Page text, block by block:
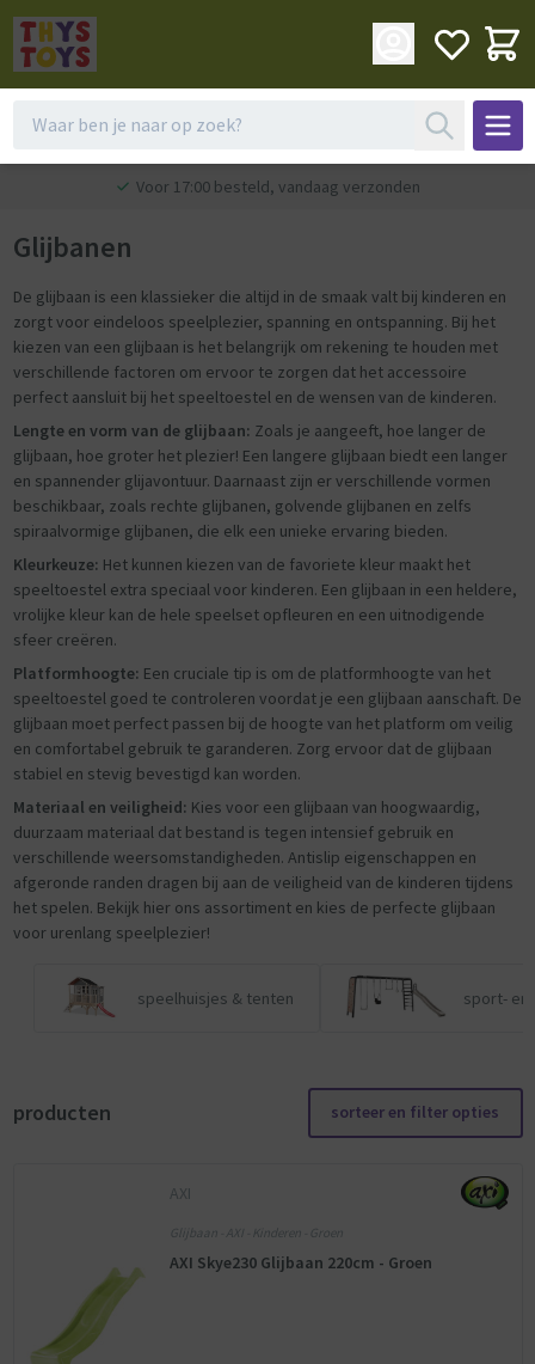
Voor 17:00 besteld, vandaag verzonden
Glijbanen
De glijbaan is een klassieker die altijd in de smaak valt bij kinderen en
zorgt voor eindeloos speelplezier, spanning en ontspanning. Bij het
kiezen van een glijbaan is het belangrijk om rekening te houden met
verschillende factoren om ervoor te zorgen dat het accessoire
perfect aansluit bij het speeltoestel en de wensen van de kinderen.
Lengte en vorm van de glijbaan: Zoals je aangeeft, hoe langer de
glijbaan, hoe groter het plezier! Een langere glijbaan biedt een langer
en spannender glijavontuur. Daarnaast zijn er verschillende vormen
beschikbaar, zoals rechte glijbanen, golvende glijbanen en zelfs
spiraalvormige glijbanen, die elk een unieke ervaring bieden.
Kleurkeuze: Het kunnen kiezen van de favoriete kleur maakt het
speeltoestel extra speciaal voor kinderen. Een glijbaan in een heldere,
vrolijke kleur kan de hele speelset opfleuren en een uitnodigende
sfeer creëren.
Platformhoogte: Een cruciale tip is om de platformhoogte van het
speeltoestel goed te controleren voordat je een glijbaan aanschaft. De
glijbaan moet perfect passen bij de hoogte van het platform om veilig
en comfortabel gebruik te garanderen. Zorg ervoor dat de glijbaan
stabiel en stevig bevestigd kan worden.
Materiaal en veiligheid: Kies voor een glijbaan van hoogwaardig,
duurzaam materiaal dat bestand is tegen intensief gebruik en
verschillende weersomstandigheden. Antislip eigenschappen en
afgeronde randen dragen bij aan de veiligheid van de kinderen tijdens
het spelen. Bekijk hier ons assortiment en kies de perfecte glijbaan
voor urenlang speelplezier!
speelhuisjes & tenten sport-
producten sorteer en filter opties
AXI
Glijbaan - AXI - Kinderen - Groen
AXI Skye230 Glijbaan 220cm - Groen